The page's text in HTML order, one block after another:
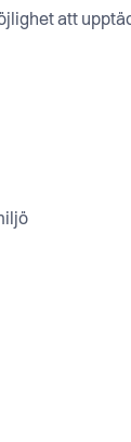
att